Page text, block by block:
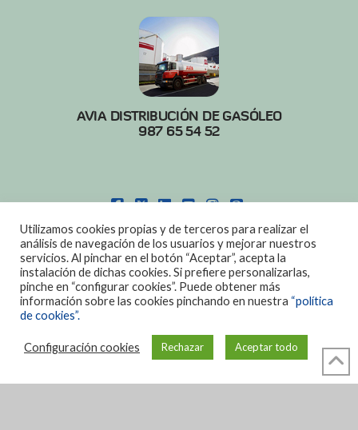
AVIA DISTRIBUCIÓN DE GASÓLEO
987 65 54 52
POLITICA DE COOKIES|AVISO LEGAL
DISEÑO: DIAN SISTEMAS
Utilizamos cookies propias y de terceros para realizar el
análisis de navegación de los usuarios y mejorar nuestros
servicios. Al pinchar en el botón “Aceptar”, acepta la
instalación de dichas cookies. Si prefiere personalizarlas,
pinche en “configurar cookies”. Puede obtener más
información sobre las cookies pinchando en nuestra “política
de cookies”.
Configuración cookies Rechazar Aceptar todo